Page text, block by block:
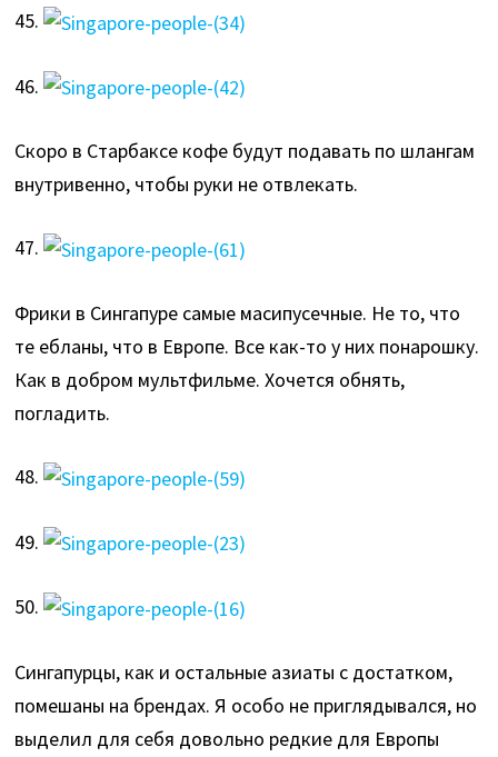
45.
46.
Скоро в Старбаксе кофе будут подавать по шлангам
внутривенно, чтобы руки не отвлекать.
47.
Фрики в Сингапуре самые масипусечные. Не то, что
те ебланы, что в Европе. Все как-то у них понарошку.
Как в добром мультфильме. Хочется обнять,
погладить.
48.
49.
50.
Сингапурцы, как и остальные азиаты с достатком,
помешаны на брендах. Я особо не приглядывался, но
выделил для себя довольно редкие для Европы